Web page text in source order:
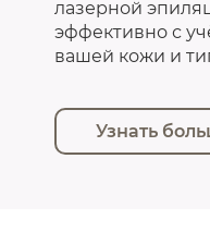
лазерной
эффективно с
вашей кожи и
Узнать